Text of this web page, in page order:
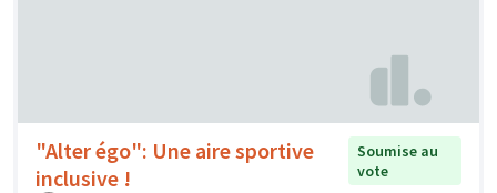
"Alter égo": Une aire sportive
inclusive !
Soumise au
vote